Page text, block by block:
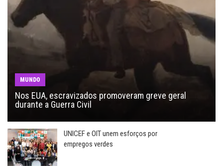
MUNDO
Nos EUA, escravizados promoveram greve geral
durante a Guerra Civil
UNICEF e OIT unem esforços por
empregos verdes